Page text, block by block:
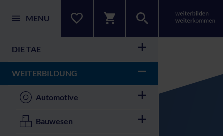
MENU
DIE TAE
WEITERBILDUNG
Automotive
Bauwesen